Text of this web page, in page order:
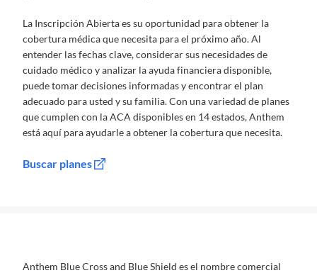
La Inscripción Abierta es su oportunidad para obtener la
cobertura médica que necesita para el próximo año. Al
entender las fechas clave, considerar sus necesidades de
cuidado médico y analizar la ayuda financiera disponible,
puede tomar decisiones informadas y encontrar el plan
adecuado para usted y su familia. Con una variedad de planes
que cumplen con la ACA disponibles en 14 estados, Anthem
está aquí para ayudarle a obtener la cobertura que necesita.
Buscar planes
Anthem Blue Cross and Blue Shield es el nombre comercial